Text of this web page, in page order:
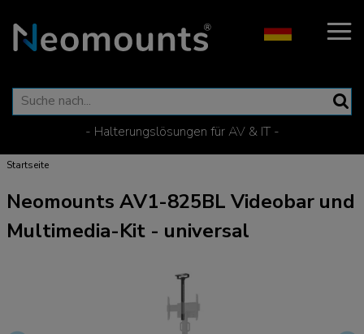
- Halterungslösungen für AV & IT -
Startseite
Neomounts AV1-825BL Videobar und
Multimedia-Kit - universal